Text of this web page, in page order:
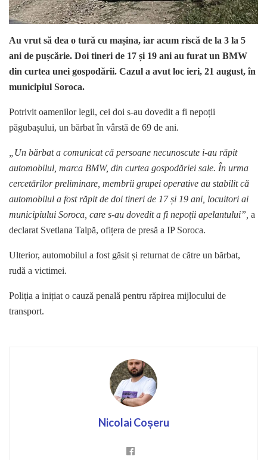
Au vrut să dea o tură cu mașina, iar acum riscă de la 3 la 5
ani de pușcărie. Doi tineri de 17 și 19 ani au furat un BMW
din curtea unei gospodării. Cazul a avut loc ieri, 21 august, în
municipiul Soroca.
Potrivit oamenilor legii, cei doi s-au dovedit a fi nepoții
păgubașului, un bărbat în vârstă de 69 de ani.
„Un bărbat a comunicat că persoane necunoscute i-au răpit
automobilul, marca BMW, din curtea gospodăriei sale. În urma
cercetărilor preliminare, membrii grupei operative au stabilit că
automobilul a fost răpit de doi tineri de 17 și 19 ani, locuitori ai
municipiului Soroca, care s-au dovedit a fi nepoții apelantului”, a
declarat Svetlana Talpă, ofițera de presă a IP Soroca.
Ulterior, automobilul a fost găsit și returnat de către un bărbat,
rudă a victimei.
Poliția a inițiat o cauză penală pentru răpirea mijlocului de
transport.
Nicolai Coșeru